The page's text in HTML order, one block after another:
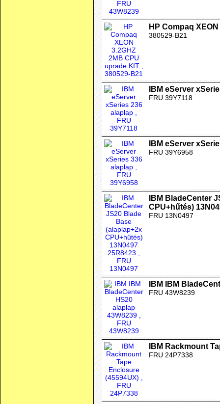
HP Compaq
380529-B21
IBM eServer
FRU 39Y7118
IBM eServer
FRU 39Y6958
IBM BladeCenter
CPU+hűtés)
FRU 13N0497
IBM IBM
FRU 43W8239
IBM Rackmount
FRU 24P7338